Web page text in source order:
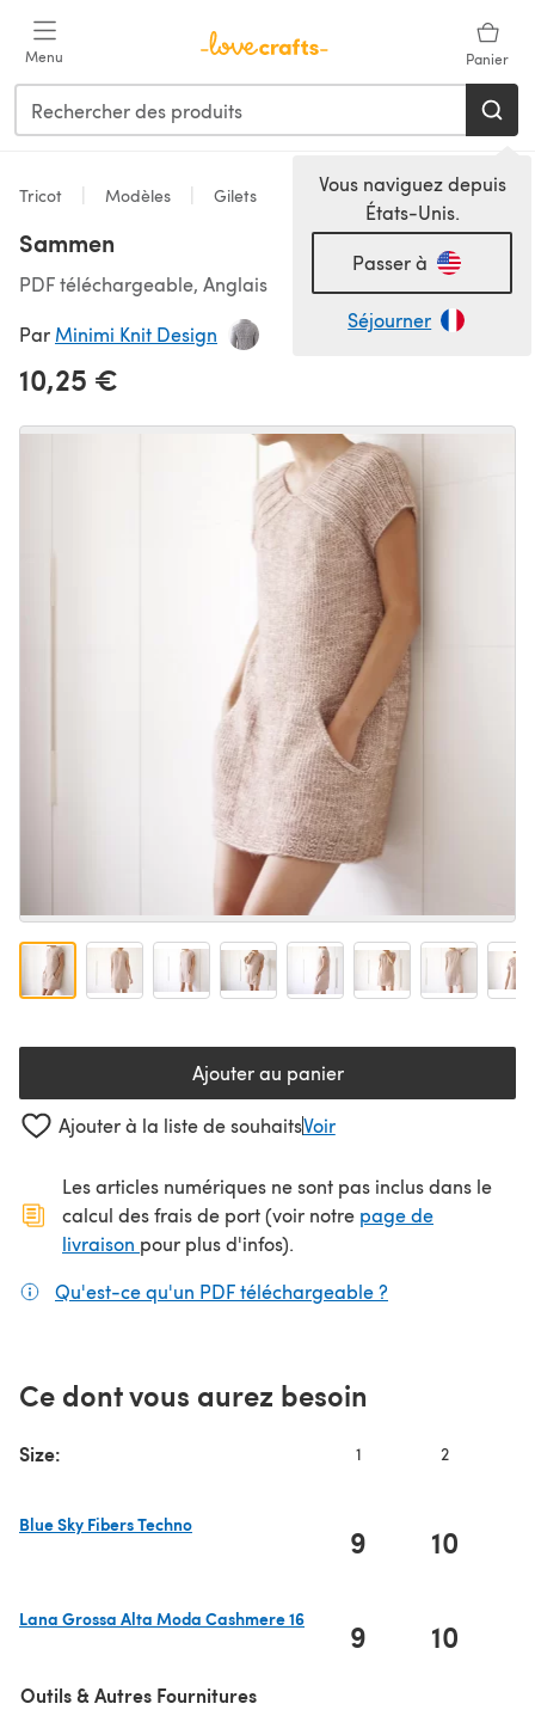
Menu Panier
Vous naviguez depuis
États-Unis.
Passer à
Séjourner
Tricot Modèles Gilets
Sammen
PDF téléchargeable, Anglais
Par Minimi Knit Design
10,25 €
Ajouter au panier
Ajouter à la liste de souhaitsVoir
Les articles numériques ne sont pas inclus dans le
calcul des frais de port (voir notre page de
livraison (s'ouvre dans un nouvel onglet)
pour plus d'infos).
Qu'est-ce qu'un PDF téléchargeable ?
Ce dont vous aurez besoin
Size: 1 2
Blue Sky Fibers Techno
9 10
Lana Grossa Alta Moda Cashmere 16
9 10
Outils & Autres Fournitures